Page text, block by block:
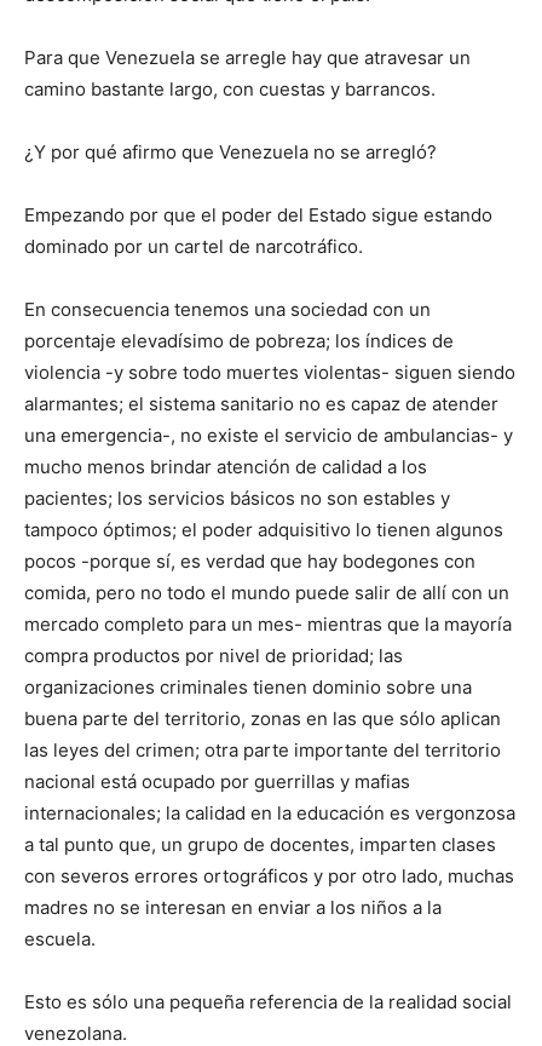
Para que Venezuela se arregle hay que atravesar un
camino bastante largo, con cuestas y barrancos.
¿Y por qué afirmo que Venezuela no se arregló?
Empezando por que el poder del Estado sigue estando
dominado por un cartel de narcotráfico.
En consecuencia tenemos una sociedad con un
porcentaje elevadísimo de pobreza; los índices de
violencia -y sobre todo muertes violentas- siguen siendo
alarmantes; el sistema sanitario no es capaz de atender
una emergencia-, no existe el servicio de ambulancias- y
mucho menos brindar atención de calidad a los
pacientes; los servicios básicos no son estables y
tampoco óptimos; el poder adquisitivo lo tienen algunos
pocos -porque sí, es verdad que hay bodegones con
comida, pero no todo el mundo puede salir de allí con un
mercado completo para un mes- mientras que la mayoría
compra productos por nivel de prioridad; las
organizaciones criminales tienen dominio sobre una
buena parte del territorio, zonas en las que sólo aplican
las leyes del crimen; otra parte importante del territorio
nacional está ocupado por guerrillas y mafias
internacionales; la calidad en la educación es vergonzosa
a tal punto que, un grupo de docentes, imparten clases
con severos errores ortográficos y por otro lado, muchas
madres no se interesan en enviar a los niños a la
escuela.
Esto es sólo una pequeña referencia de la realidad social
venezolana.